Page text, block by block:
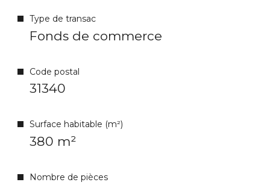
Type de transac
Fonds de commerce
Code postal
31340
Surface habitable (m²)
380 m²
Nombre de pièces